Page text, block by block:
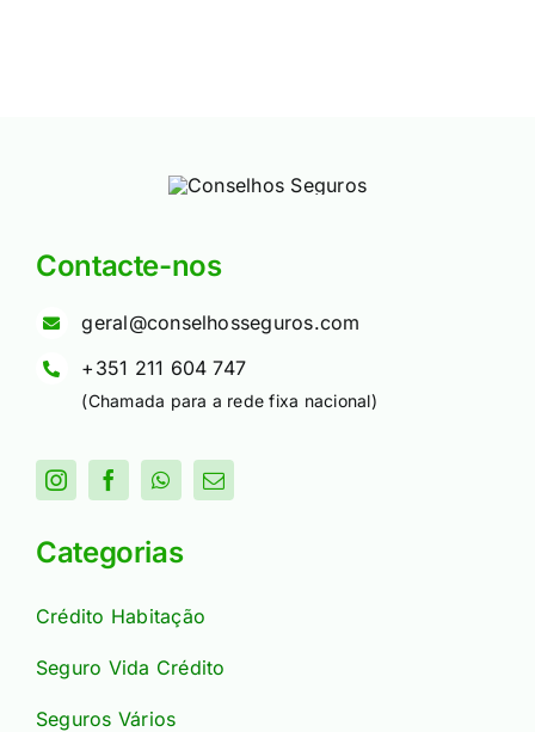
Contacte-nos
geral@conselhosseguros.com
+351 211 604 747
(Chamada para a rede fixa nacional)
Categorias
Crédito Habitação
Seguro Vida Crédito
Seguros Vários